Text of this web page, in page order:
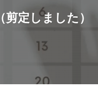
剪定しました）